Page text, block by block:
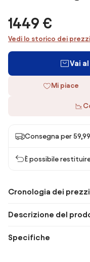
1449 €
Vedi lo storico dei prezzi
Vai
Mi piace
Consegna per
È possibile
Cronologia dei prezzi
Descrizione del
Specifiche